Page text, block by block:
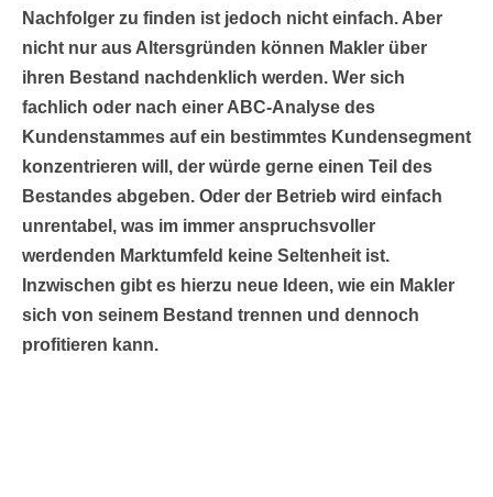
Nachfolger zu finden ist jedoch nicht einfach. Aber
nicht nur aus Altersgründen können Makler über
ihren Bestand nachdenklich werden. Wer sich
fachlich oder nach einer ABC-Analyse des
Kundenstammes auf ein bestimmtes Kundensegment
konzentrieren will, der würde gerne einen Teil des
Bestandes abgeben. Oder der Betrieb wird einfach
unrentabel, was im immer anspruchsvoller
werdenden Marktumfeld keine Seltenheit ist.
Inzwischen gibt es hierzu neue Ideen, wie ein Makler
sich von seinem Bestand trennen und dennoch
profitieren kann.